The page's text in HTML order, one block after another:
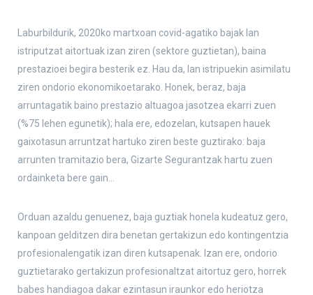
Laburbildurik, 2020ko martxoan covid-agatiko bajak lan
istriputzat aitortuak izan ziren (sektore guztietan), baina
prestazioei begira besterik ez. Hau da, lan istripuekin asimilatu
ziren ondorio ekonomikoetarako. Honek, beraz, baja
arruntagatik baino prestazio altuagoa jasotzea ekarri zuen
(%75 lehen egunetik); hala ere, edozelan, kutsapen hauek
gaixotasun arruntzat hartuko ziren beste guztirako: baja
arrunten tramitazio bera, Gizarte Segurantzak hartu zuen
ordainketa bere gain…
Orduan azaldu genuenez, baja guztiak honela kudeatuz gero,
kanpoan gelditzen dira benetan gertakizun edo kontingentzia
profesionalengatik izan diren kutsapenak. Izan ere, ondorio
guztietarako gertakizun profesionaltzat aitortuz gero, horrek
babes handiagoa dakar ezintasun iraunkor edo heriotza